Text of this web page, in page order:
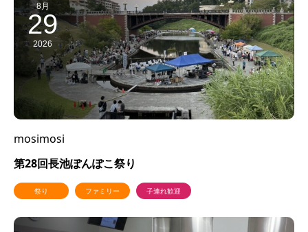
8月
29
2026
mosimosi
第28回長池ぽんぽこ祭り
祭り ファミリー 子連れ歓迎